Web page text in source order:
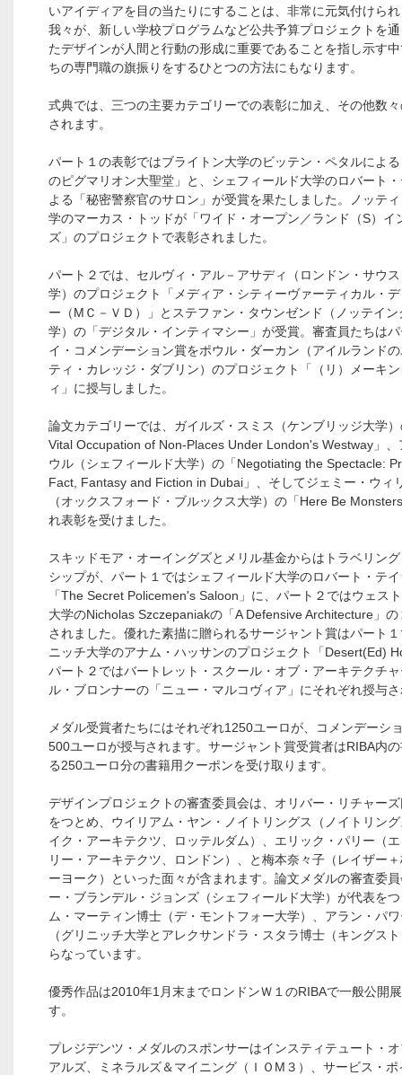
いアイディアを目の当たりにすることは、非常に元気付けら
我々が、新しい学校プログラムなど公共予算プロジェクトを
たデザインが人間と行動の形成に重要であることを指し示す
ちの専門職の旗振りをするひとつの方法にもなります。
式典では、三つの主要カテゴリーでの表彰に加え、その他数
されます。
パート１の表彰ではブライトン大学のビッテン・ペタルによ
のピグマリオン大聖堂」と、シェフィールド大学のロバート
よる「秘密警察官のサロン」が受賞を果たしました。ノッテ
学のマーカス・トッドが「ワイド・オープン／ランド（S）イ
ズ」のプロジェクトで表彰されました。
パート２では、セルヴィ・アル－アサディ（ロンドン・サウ
学）のプロジェクト「メディア・シティーヴァーティカル・
ー（МＣ－ＶＤ）」とステファン・タウンゼンド（ノッテイン
学）の「デジタル・インティマシー」が受賞。審査員たちは
イ・コメンデーション賞をポウル・ダーカン（アイルランド
ティ・カレッジ・ダブリン）のプロジェクト「（リ）メーキ
ィ」に授与しました。
論文カテゴリーでは、ガイルズ・スミス（ケンブリッジ大学
Vital Occupation of Non-Places Under London's Westway」、
ウル（シェフィールド大学）の「Negotiating the Spectacle:
Fact, Fantasy and Fiction in Dubai」、そしてジェミー・ウィ
（オックスフォード・ブルックス大学）の「Here Be
れ表彰を受けました。
スキッドモア・オーイングズとメリル基金からはトラベリン
シップが、パート１ではシェフィールド大学のロバート・テ
「The Secret Policemen's Saloon」に、パート２ではウェス
大学のNicholas Szczepaniakの「A Defensive Architecture」の
されました。優れた素描に贈られるサージャント賞はパート
ニッチ大学のアナム・ハッサンのプロジェクト「Desert(Ed)
パート２ではバートレット・スクール・オブ・アーキテクチ
ル・ブロンナーの「ニュー・マルコヴィア」にそれぞれ授与
メダル受賞者たちにはそれぞれ1250ユーロが、コメンデーシ
500ユーロが授与されます。サージャント賞受賞者はRIBA内
る250ユーロ分の書籍用クーポンを受け取ります。
デザインプロジェクトの審査委員会は、オリバー・リチャー
をつとめ、ウイリアム・ヤン・ノイトリングス（ノイトリン
イク・アーキテクツ、ロッテルダム）、エリック・パリー（
リー・アーキテクツ、ロンドン）、と梅本奈々子（レイザー
ーヨーク）といった面々が含まれます。論文メダルの審査委
ー・ブランデル・ジョンズ（シェフィールド大学）が代表を
ム・マーティン博士（デ・モントフォー大学）、アラン・パ
（グリニッチ大学とアレクサンドラ・スタラ博士（キングス
らなっています。
優秀作品は2010年1月末までロンドンＷ１のRIBAで一般公開
す。
プレジデンツ・メダルのスポンサーはインスティテュート・
アルズ、ミネラルズ＆マイニング（ＩＯМ３）、サービス・ポ